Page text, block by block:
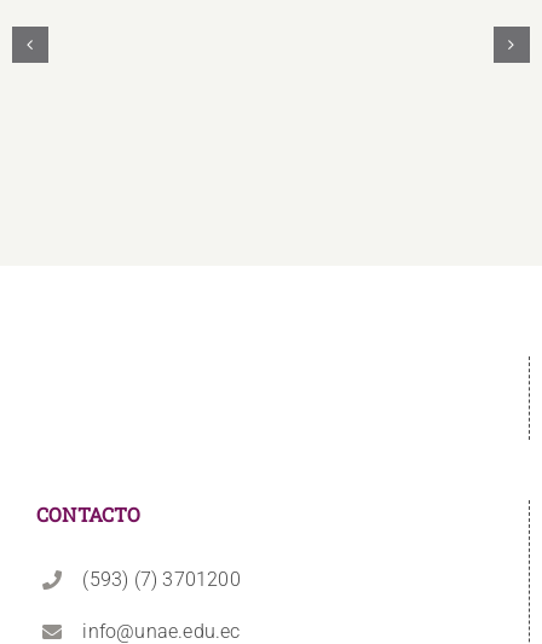
CONTACTO
(593) (7) 3701200
info@unae.edu.ec